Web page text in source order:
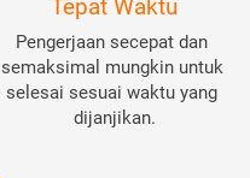
Tepat Waktu
Pengerjaan secepat dan
semaksimal mungkin untuk
selesai sesuai waktu yang
dijanjikan.